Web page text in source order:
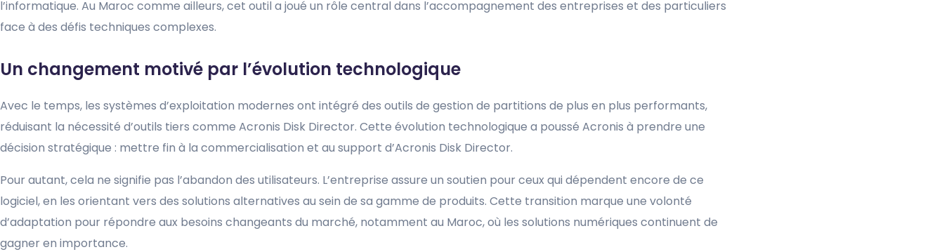
l’informatique. Au Maroc comme ailleurs, cet outil a joué un rôle central dans l’accompagnement des entreprises et des particuliers
face à des défis techniques complexes.
Un changement motivé par l’évolution technologique
Avec le temps, les systèmes d’exploitation modernes ont intégré des outils de gestion de partitions de plus en plus performants,
réduisant la nécessité d’outils tiers comme Acronis Disk Director. Cette évolution technologique a poussé Acronis à prendre une
décision stratégique : mettre fin à la commercialisation et au support d’Acronis Disk Director.
Pour autant, cela ne signifie pas l’abandon des utilisateurs. L’entreprise assure un soutien pour ceux qui dépendent encore de ce
logiciel, en les orientant vers des solutions alternatives au sein de sa gamme de produits. Cette transition marque une volonté
d’adaptation pour répondre aux besoins changeants du marché, notamment au Maroc, où les solutions numériques continuent de
gagner en importance.